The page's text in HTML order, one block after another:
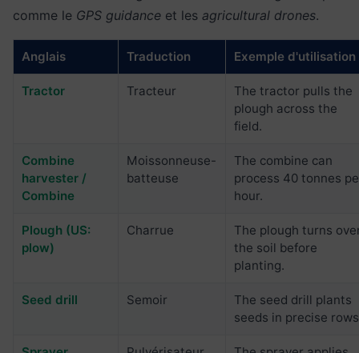
comme le GPS guidance et les agricultural drones.
Anglais Traduction Exemple d'utilisation
Tractor Tracteur
The tractor pulls the
plough across the
field.
Combine
harvester /
Combine
Moissonneuse-
batteuse
The combine can
process 40 tonnes
hour.
Plough (US:
plow)
Charrue
The plough turns
the soil before
planting.
Seed drill Semoir
The seed drill plants
seeds in precise